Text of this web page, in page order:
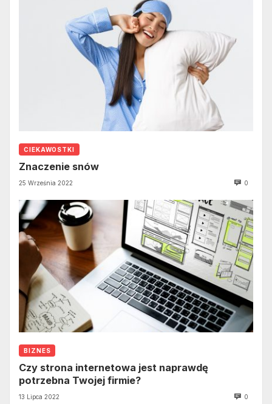
CIEKAWOSTKI
Znaczenie snów
25 Września 2022 0
BIZNES
Czy strona internetowa jest naprawdę
potrzebna Twojej firmie?
13 Lipca 2022 0